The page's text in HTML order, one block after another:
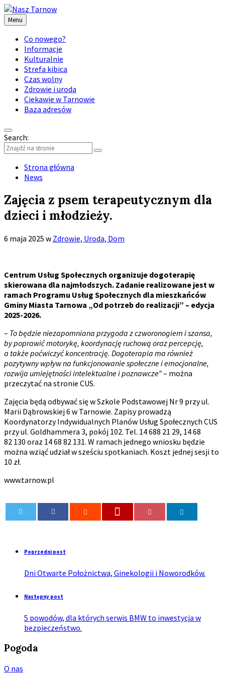
Menu
Co nowego?
Informacje
Kulturalnie
Strefa kibica
Czas wolny
Zdrowie i uroda
Ciekawie w Tarnowie
Baza adresów
Search:
Strona główna
News
Zajęcia z psem terapeutycznym dla
dzieci i młodzieży.
6 maja 2025 w Zdrowie, Uroda, Dom
Centrum Usług Społecznych organizuje dogoterapię
skierowana dla najmłodszych. Zadanie realizowane jest w
ramach Programu Usług Społecznych dla mieszkańców
Gminy Miasta Tarnowa „Od potrzeb do realizacji” – edycja
2025-2026.
– To będzie niezapomniana przygoda z czworonogiem i szansa,
by poprawić motorykę, koordynację ruchową oraz percepcję,
a także poćwiczyć koncentrację. Dogoterapia ma również
pozytywny wpływ na funkcjonowanie społeczne i emocjonalne,
rozwija umiejętności intelektualne i poznawcze”– można
przeczytać na stronie CUS.
Zajęcia będą odbywać się w Szkole Podstawowej Nr 9 przy ul.
Marii Dąbrowskiej 6 w Tarnowie. Zapisy prowadzą
Koordynatorzy Indywidualnych Planów Usług Społecznych CUS
przy ul. Goldhammera 3, pokój 102. Tel. 14 688 21 29, 14 68
82 130 oraz 14 68 82 131. W ramach jednego wniosku będzie
można wziąć udział w sześciu spotkaniach. Koszt jednej sesji to
10 zł.
www.tarnow.pl
Poprzedni post
Dni Otwarte Położnictwa, Ginekologii i Noworodków.
Następny post
5 powodów, dla których serwis BMW to inwestycja w
bezpieczeństwo.
Pogoda
O nas